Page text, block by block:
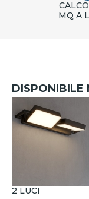
MQ A
DISPONIBILE
2 LUCI